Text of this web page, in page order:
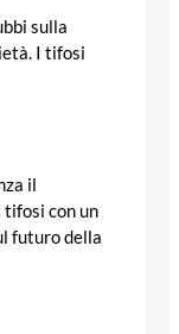
sulla
I tifosi
il
tifosi con un
futuro della